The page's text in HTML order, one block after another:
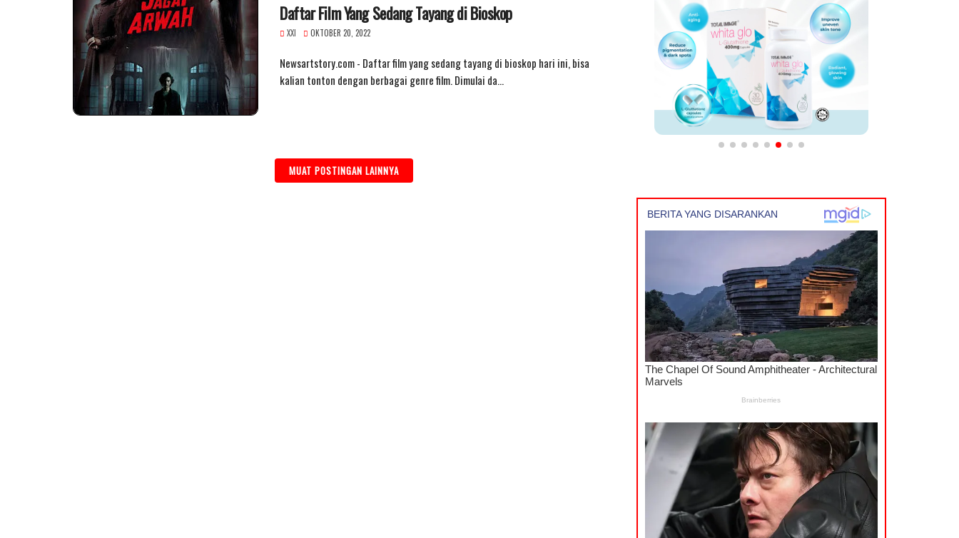
Daftar Film Yang Sedang Tayang di Bioskop
XXI OKTOBER 20, 2022
Newsartstory.com - Daftar film yang sedang tayang di bioskop hari ini, bisa
kalian tonton dengan berbagai genre film. Dimulai da…
MUAT POSTINGAN LAINNYA